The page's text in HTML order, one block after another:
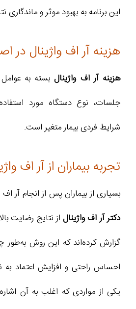
این برنامه به بهبود موثر و
هزینه آر اف واژینال در
هزینه آر اف واژینالبسته به عوامل
جلسات، نوع دستگاه مورد
شرایط فردی بیمار متغیر است.
تجربه بیماران از آر اف
بسیاری از بیماران پس از انجام آر
دکتر آر اف واژینالاز نتایج رضایت
گزارش کرده‌اند که این روش به‌طور
احساس راحتی و افزایش اعتماد
یکی از مواردی که اغلب به آن